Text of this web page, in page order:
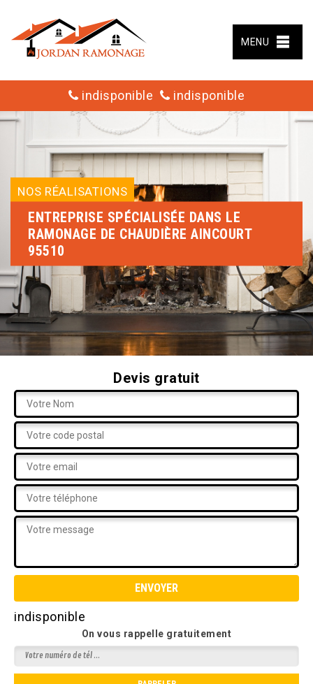
MENU
indisponible indisponible
NOS RÉALISATIONS
ENTREPRISE SPÉCIALISÉE DANS LE
RAMONAGE DE CHAUDIÈRE AINCOURT
95510
Devis gratuit
indisponible
On vous rappelle gratuitement